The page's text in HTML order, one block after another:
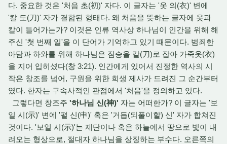
다. 중요한 것은 '처음 초(初)' 자다. 이 글자는 '옷 의(衣)' 변에
'칼 도(刀)' 자가 결합된 형태다. 왜 처음을 뜻하는 글자에 옷과
칼이 들어가는가? 이것은 인류 역사상 하나님이 인간을 위해 해
주신 '첫 번째 일'을 이 단어가 기억하고 있기 때문이다. 범죄한
아담과 하와를 위해 하나님은 짐승을 칼(刀)로 잡아 가죽옷(衣)
을 지어 입히셨다(창 3:21). 인간에게 있어서 진정한 역사의 시
작은 창조를 넘어, 구원을 위한 희생 제사가 드려진 그 순간부터
였다. 한자는 구속사적인 관점에서 '처음'을 정의하고 있다.
그렇다면 창조주 '하나님 신(神)' 자는 어떠한가? 이 글자는 '보
일 시(示)' 변에 '펼 신(申)' 혹은 '거듭(되풀이할) 신' 자가 합쳐진
것이다. '보일 시(示)'는 제단이나 혹은 하늘에서 땅으로 빛이 내
려오는 형상으로, 절대자 하나님을 상징하는 부수다. 오른쪽의